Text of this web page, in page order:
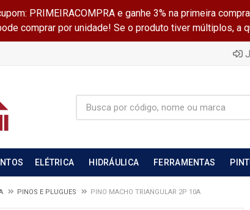
PRIMEIRACOMPRA e ganhe 3% na primeira
comprar por unidade! Se o produto tiver múltiplos, a
ELÉTRICA HIDRÁULICA FERRAMENTAS
PINOS E PLUGUES PINO MACHO TRIANGULAR 2P 10A